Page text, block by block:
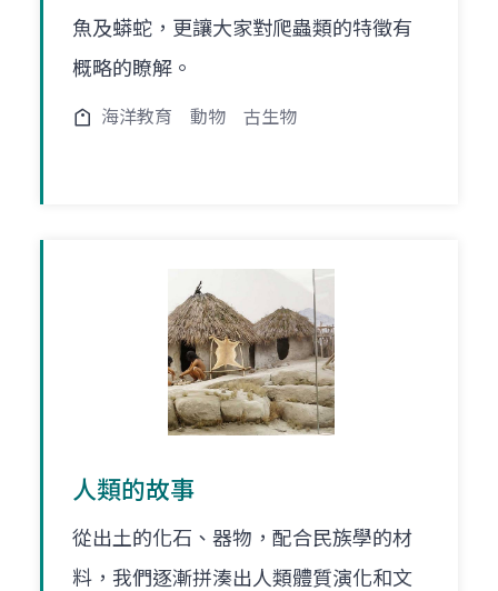
魚及蟒蛇，更讓大家對爬蟲類的特徵有
概略的瞭解。
海洋教育 動物 古生物
人類的故事
從出土的化石、器物，配合民族學的材
料，我們逐漸拼湊出人類體質演化和文